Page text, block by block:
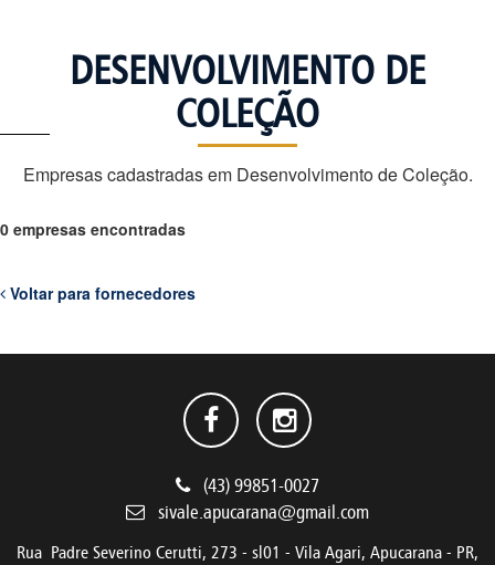
DESENVOLVIMENTO DE
COLEÇÃO
Empresas cadastradas em Desenvolvimento de Coleção.
0 empresas encontradas
Voltar para fornecedores
(43) 99851-0027
sivale.apucarana@gmail.com
Rua Padre Severino Cerutti, 273 - sl01 - Vila Agari, Apucarana - PR,